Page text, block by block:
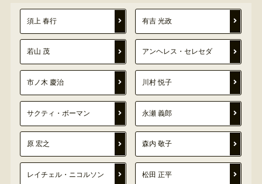
須上 春行 有吉 光政
若山 茂 アンヘレス・セレセダ
市ノ木 慶治 川村 悦子
サクティ・ボーマン 永瀬 義郎
原 宏之 森内 敬子
レイチェル・ニコルソン 松田 正平